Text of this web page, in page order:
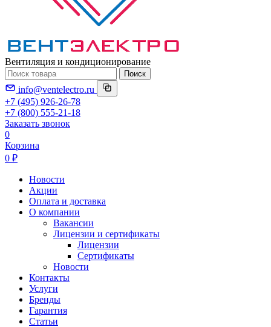
Вентиляция и кондиционирование
Поиск
info@ventelectro.ru
+7 (495) 926-26-78
+7 (800) 555-21-18
Заказать звонок
0
Корзина
0 ₽
Новости
Акции
Оплата и доставка
О компании
Вакансии
Лицензии и сертификаты
Лицензии
Сертификаты
Новости
Контакты
Услуги
Бренды
Гарантия
Статьи